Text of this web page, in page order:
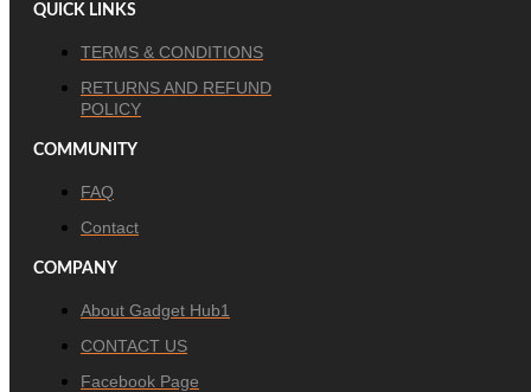
QUICK LINKS
TERMS & CONDITIONS
RETURNS AND REFUND
POLICY
COMMUNITY
FAQ
Contact
COMPANY
About Gadget Hub1
CONTACT US
Facebook Page